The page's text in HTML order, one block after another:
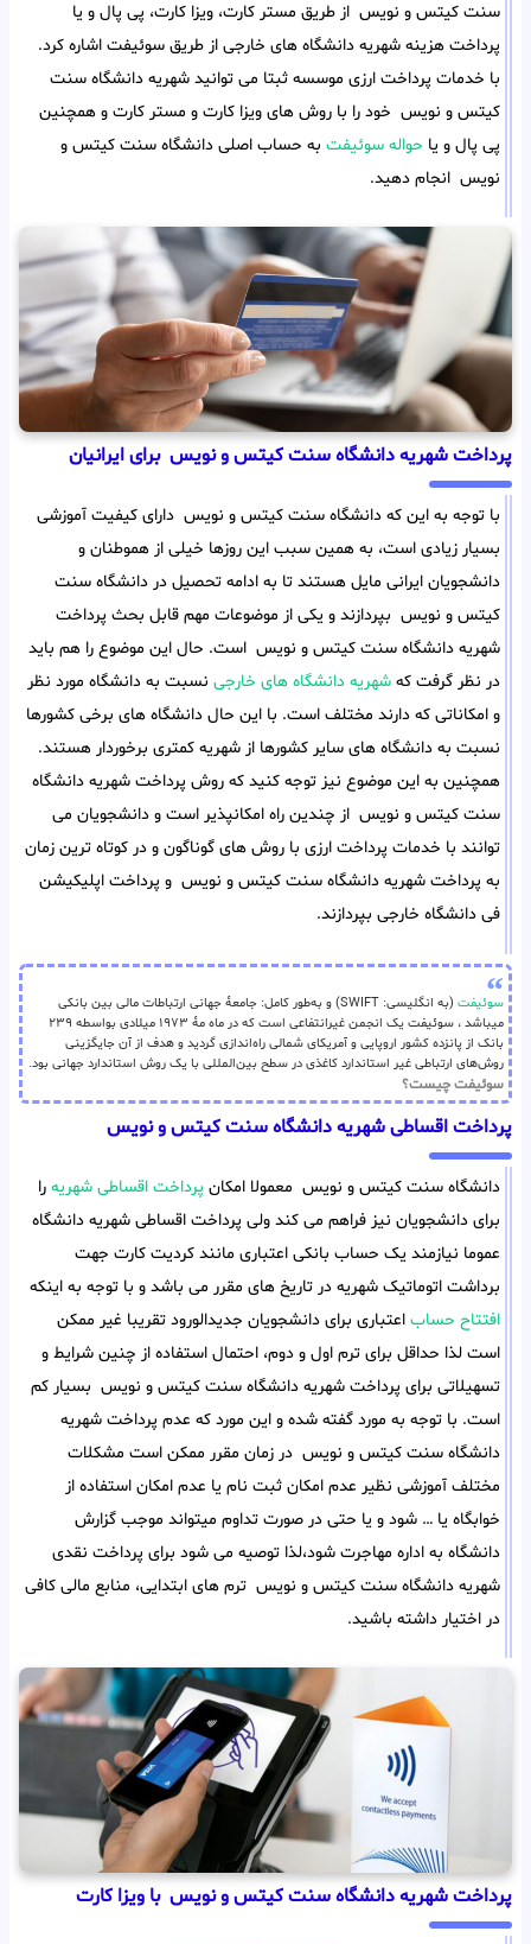
سنت کیتس و نویس از طریق مستر کارت، ویزا کارت، پی پال و یا
پرداخت هزینه شهریه دانشگاه های خارجی از طریق سوئیفت اشاره کرد.
با خدمات پرداخت ارزی موسسه ثبتا می توانید شهریه دانشگاه سنت
کیتس و نویس خود را با روش های ویزا کارت و مستر کارت و همچنین
پی پال و یا حواله سوئیفت به حساب اصلی دانشگاه سنت کیتس و
نویس انجام دهید.
پرداخت شهریه دانشگاه سنت کیتس و نویس برای ایرانیان
با توجه به این که دانشگاه سنت کیتس و نویس دارای کیفیت آموزشی
بسیار زیادی است، به همین سبب این روزها خیلی از هموطنان و
دانشجویان ایرانی مایل هستند تا به ادامه تحصیل در دانشگاه سنت
کیتس و نویس بپردازند و یکی از موضوعات مهم قابل بحث پرداخت
شهریه دانشگاه سنت کیتس و نویس است. حال این موضوع را هم باید
در نظر گرفت که شهریه دانشگاه های خارجی نسبت به دانشگاه مورد نظر
و امکاناتی که دارند مختلف است. با این حال دانشگاه های برخی کشورها
نسبت به دانشگاه های سایر کشورها از شهریه کمتری برخوردار هستند.
همچنین به این موضوع نیز توجه کنید که روش پرداخت شهریه دانشگاه
سنت کیتس و نویس از چندین راه امکانپذیر است و دانشجویان می
توانند با خدمات پرداخت ارزی با روش های گوناگون و در کوتاه ترین زمان
به پرداخت شهریه دانشگاه سنت کیتس و نویس و پرداخت اپلیکیشن
فی دانشگاه خارجی بپردازند.
سوئیفت
(به انگلیسی: SWIFT) و به‌طور کامل: جامعهٔ جهانی ارتباطات مالی بین بانکی
میباشد ، سوئیفت یک انجمن غیرانتفاعی است که در ماه مهٔ ۱۹۷۳ میلادی بواسطه ۲۳۹
بانک از پانزده کشور اروپایی و آمریکای شمالی راه‌اندازی گردید و هدف از آن جایگزینی
روش‌های ارتباطی غیر استاندارد کاغذی در سطح بین‌المللی با یک روش استاندارد جهانی بود.
سوئیفت چیست؟
پرداخت اقساطی شهریه دانشگاه سنت کیتس و نویس
دانشگاه سنت کیتس و نویس معمولا امکان پرداخت اقساطی شهریه را
برای دانشجویان نیز فراهم می کند ولی پرداخت اقساطی شهریه دانشگاه
عموما نیازمند یک حساب بانکی اعتباری مانند کردیت کارت جهت
برداشت اتوماتیک شهریه در تاریخ های مقرر می باشد و با توجه به اینکه
افتتاح حساب اعتباری برای دانشجویان جدیدالورود تقریبا غیر ممکن
است لذا حداقل برای ترم اول و دوم، احتمال استفاده از چنین شرایط و
تسهیلاتی برای پرداخت شهریه دانشگاه سنت کیتس و نویس بسیار کم
است. با توجه به مورد گفته شده و این مورد که عدم پرداخت شهریه
دانشگاه سنت کیتس و نویس در زمان مقرر ممکن است مشکلات
مختلف آموزشی نظیر عدم امکان ثبت نام یا عدم امکان استفاده از
خوابگاه یا … شود و یا حتی در صورت تداوم میتواند موجب گزارش
دانشگاه به اداره مهاجرت شود،لذا توصیه می شود برای پرداخت نقدی
شهریه دانشگاه سنت کیتس و نویس ترم های ابتدایی، منابع مالی کافی
در اختیار داشته باشید.
پرداخت شهریه دانشگاه سنت کیتس و نویس با ویزا کارت